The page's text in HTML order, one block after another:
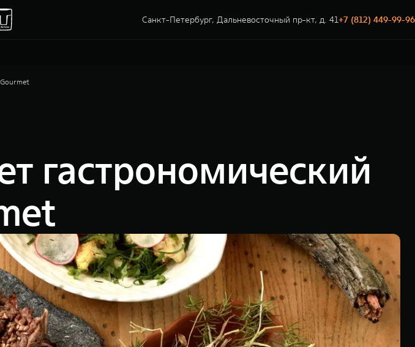
Санкт-Петербург, Дальневосточный пр-кт, д. 41+7 (812) 449-99-96
гастрономический